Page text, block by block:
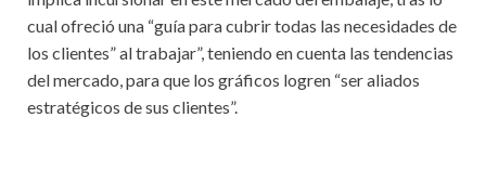
cual ofreció una “guía para cubrir todas las necesidades de
los clientes” al trabajar”, teniendo en cuenta las tendencias
del mercado, para que los gráficos logren “ser aliados
estratégicos de sus clientes”.